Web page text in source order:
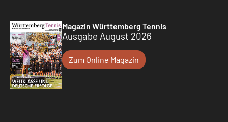
Magazin Württemberg Tennis
Ausgabe August 2026
Zum Online Magazin